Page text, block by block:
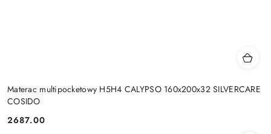
Materac multipocketowy H5H4 CALYPSO 160x200x32 SILVERCARE
COSIDO
Cena:
2687.00